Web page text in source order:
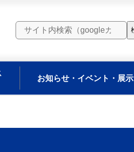
お知らせ・イベント・展示